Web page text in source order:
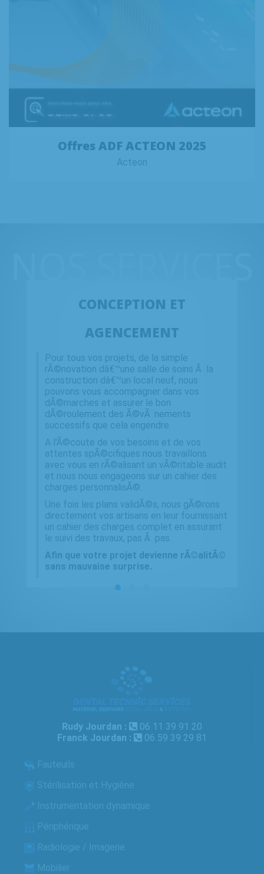
Offres ADF ACTEON 2025
Acteon
CONCEPTION ET
AGENCEMENT
Pour tous vos projets, de la simple
rÃ©novation dâ€™une salle de soins Ã la
construction dâ€™un local neuf, nous
pouvons vous accompagner dans vos
dÃ©marches et assurer le bon
dÃ©roulement des Ã©vÃ¨nements
successifs que cela engendre.
A l'Ã©coute de vos besoins et de vos
attentes spÃ©cifiques nous travaillons
avec vous en rÃ©alisant un vÃ©ritable audit
et nous nous engageons sur un cahier des
charges personnalisÃ©.
Une fois les plans validÃ©s, nous gÃ©rons
directement vos artisans en leur fournissant
un cahier des charges complet en assurant
le suivi des travaux, pas Ã pas.
Afin que votre projet devienne rÃ©alitÃ©
sans mauvaise surprise.
Rudy Jourdan :
06 11 39 91 20
Franck Jourdan :
06 59 39 29 81
Instrumentation dynamique